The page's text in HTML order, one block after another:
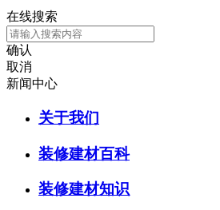
在线搜索
确认
取消
新闻中心
关于我们
装修建材百科
装修建材知识